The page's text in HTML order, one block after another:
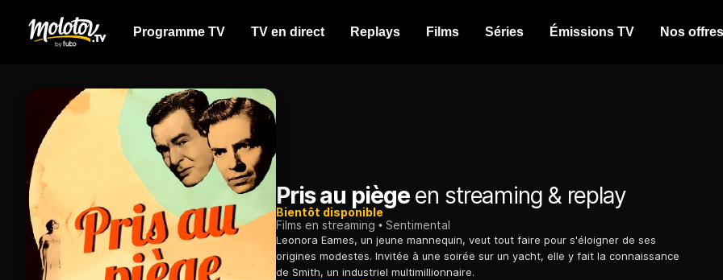
Programme TV TV en direct Replays Films Séries Émissions TV Nos offres
Pris au piègeen streaming & replay
Bientôt disponible
Films en streaming
Sentimental
Leonora Eames, un jeune mannequin, veut tout faire pour s'éloigner de ses
origines modestes. Invitée à une soirée sur un yacht, elle y fait la connaissance
de Smith, un industriel multimillionnaire.